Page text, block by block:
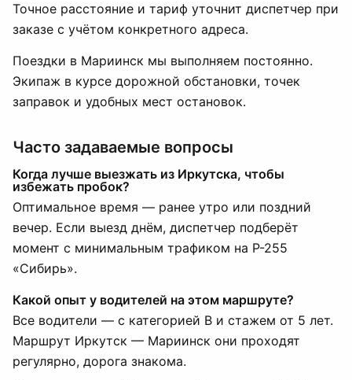
Точное расстояние и тариф уточнит диспетчер при
заказе с учётом конкретного адреса.
Поездки в Мариинск мы выполняем постоянно.
Экипаж в курсе дорожной обстановки, точек
заправок и удобных мест остановок.
Часто задаваемые вопросы
Когда лучше выезжать из Иркутска, чтобы
избежать пробок?
Оптимальное время — ранее утро или поздний
вечер. Если выезд днём, диспетчер подберёт
момент с минимальным трафиком на Р-255
«Сибирь».
Какой опыт у водителей на этом маршруте?
Все водители — с категорией B и стажем от 5 лет.
Маршрут Иркутск — Мариинск они проходят
регулярно, дорога знакома.